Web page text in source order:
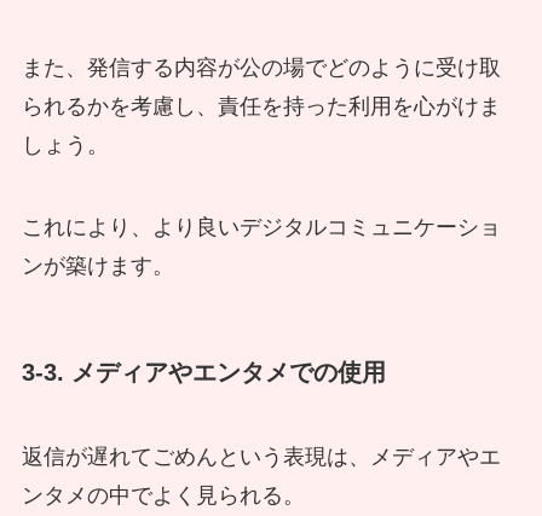
また、発信する内容が公の場でどのように受け取
られるかを考慮し、責任を持った利用を心がけま
しょう。
これにより、より良いデジタルコミュニケーショ
ンが築けます。
3-3. メディアやエンタメでの使用
返信が遅れてごめんという表現は、メディアやエ
ンタメの中でよく見られる。